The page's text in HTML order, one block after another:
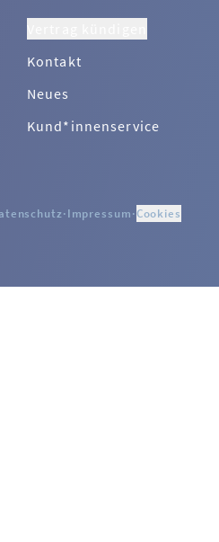
Kontakt
Neues
Kund*innenservice
·Impressum·Cookies